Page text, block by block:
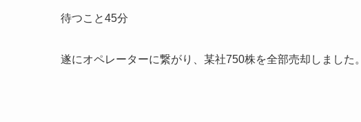
待つこと45分
遂にオペレーターに繋がり、某社750株を全部売却しました。